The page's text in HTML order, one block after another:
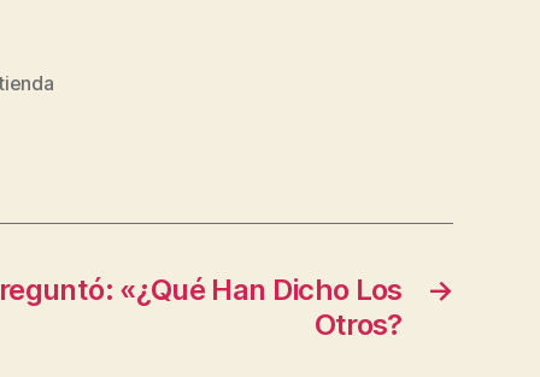
→
«¿Qué Han Dicho Los
Otros?